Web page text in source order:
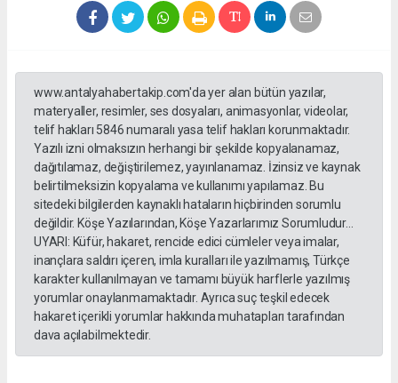
www.antalyahabertakip.com'da yer alan bütün yazılar,
materyaller, resimler, ses dosyaları, animasyonlar, videolar,
telif hakları 5846 numaralı yasa telif hakları korunmaktadır.
Yazılı izni olmaksızın herhangi bir şekilde kopyalanamaz,
dağıtılamaz, değiştirilemez, yayınlanamaz. İzinsiz ve kaynak
belirtilmeksizin kopyalama ve kullanımı yapılamaz. Bu
sitedeki bilgilerden kaynaklı hataların hiçbirinden sorumlu
değildir. Köşe Yazılarından, Köşe Yazarlarımız Sorumludur...
UYARI: Küfür, hakaret, rencide edici cümleler veya imalar,
inançlara saldırı içeren, imla kuralları ile yazılmamış, Türkçe
karakter kullanılmayan ve tamamı büyük harflerle yazılmış
yorumlar onaylanmamaktadır. Ayrıca suç teşkil edecek
hakaret içerikli yorumlar hakkında muhatapları tarafından
dava açılabilmektedir.